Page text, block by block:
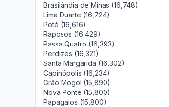
Brasilândia de Minas (16,748)
Lima Duarte (16,724)
Poté (16,616)
Raposos (16,429)
Passa Quatro (16,393)
Perdizes (16,321)
Santa Margarida (16,302)
Capinópolis (16,234)
Grão Mogol (15,890)
Nova Ponte (15,800)
Papagaios (15,800)